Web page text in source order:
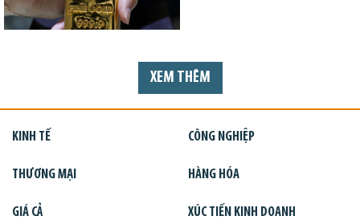
XEM THÊM
KINH TẾ CÔNG NGHIỆP
THƯƠNG MẠI HÀNG HÓA
GIÁ CẢ XÚC TIẾN KINH DOANH